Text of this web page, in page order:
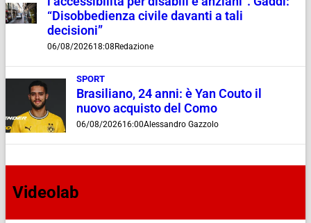
“Disobbedienza civile davanti a tali
decisioni”
06/08/202618:08 Redazione
SPORT
Brasiliano, 24 anni: è Yan Couto il
nuovo acquisto del Como
06/08/202616:00Alessandro Gazzolo
Videolab